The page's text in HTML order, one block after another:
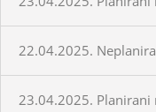
22.04.2025.
23.04.2025.